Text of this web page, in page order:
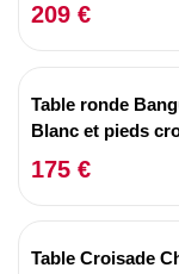
209 €
Table ronde
Blanc et pieds
175 €
Table Croisade